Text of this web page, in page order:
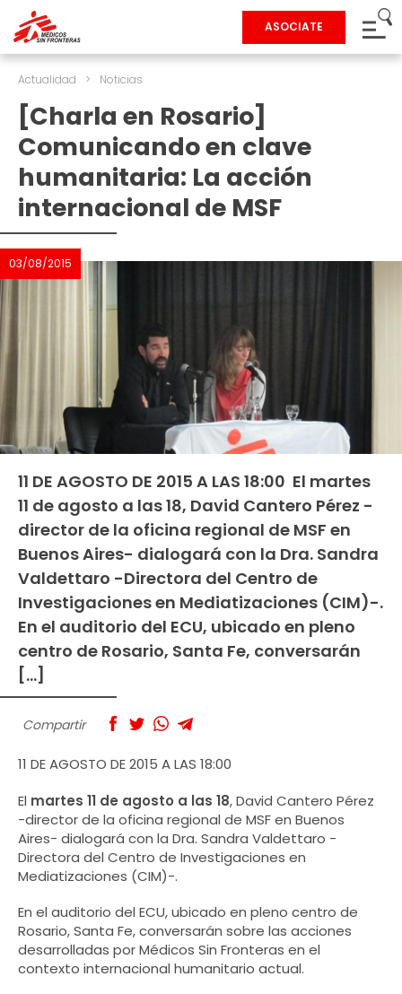
ASOCIATE
Actualidad > Noticias
[Charla en Rosario]
Comunicando en clave
humanitaria: La acción
internacional de MSF
03/08/2015
11 DE AGOSTO DE 2015 A LAS 18:00 El martes
11 de agosto a las 18, David Cantero Pérez -
director de la oficina regional de MSF en
Buenos Aires- dialogará con la Dra. Sandra
Valdettaro -Directora del Centro de
Investigaciones en Mediatizaciones (CIM)-.
En el auditorio del ECU, ubicado en pleno
centro de Rosario, Santa Fe, conversarán
[…]
Compartir
11 DE AGOSTO DE 2015 A LAS 18:00
El martes 11 de agosto a las 18, David Cantero Pérez
-director de la oficina regional de MSF en Buenos
Aires- dialogará con la Dra. Sandra Valdettaro -
Directora del Centro de Investigaciones en
Mediatizaciones (CIM)-.
En el auditorio del ECU, ubicado en pleno centro de
Rosario, Santa Fe, conversarán sobre las acciones
desarrolladas por Médicos Sin Fronteras en el
contexto internacional humanitario actual.